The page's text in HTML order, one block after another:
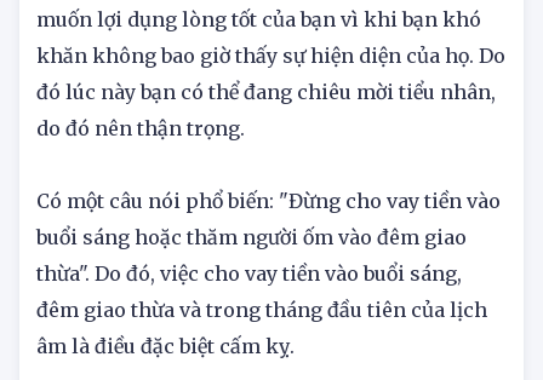
nhiều người tiếp cận để hỏi vay tiền, hầu hết họ
muốn lợi dụng lòng tốt của bạn vì khi bạn khó
khăn không bao giờ thấy sự hiện diện của họ. Do
đó lúc này bạn có thể đang chiêu mời tiểu nhân,
Có một câu nói phổ biến: "Đừng cho vay tiền vào
buổi sáng hoặc thăm người ốm vào đêm giao
thừa". Do đó, việc cho vay tiền vào buổi sáng,
đêm giao thừa và trong tháng đầu tiên của lịch